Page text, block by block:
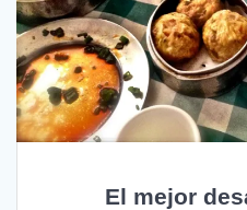
El mejor